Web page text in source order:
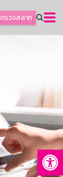
ตรวจสลาก